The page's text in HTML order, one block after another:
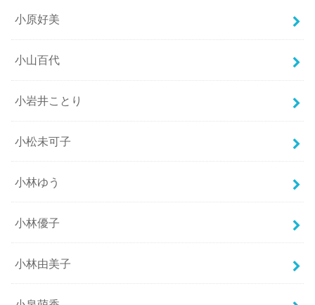
小原好美
小山百代
小岩井ことり
小松未可子
小林ゆう
小林優子
小林由美子